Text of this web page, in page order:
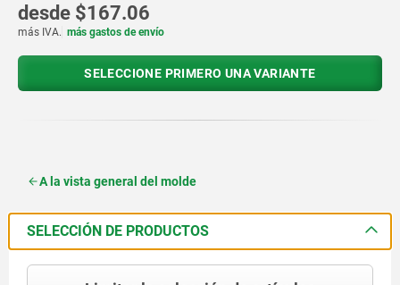
desde $167.06
más IVA. más gastos de envío
SELECCIONE PRIMERO UNA VARIANTE
A la vista general del molde
SELECCIÓN DE PRODUCTOS